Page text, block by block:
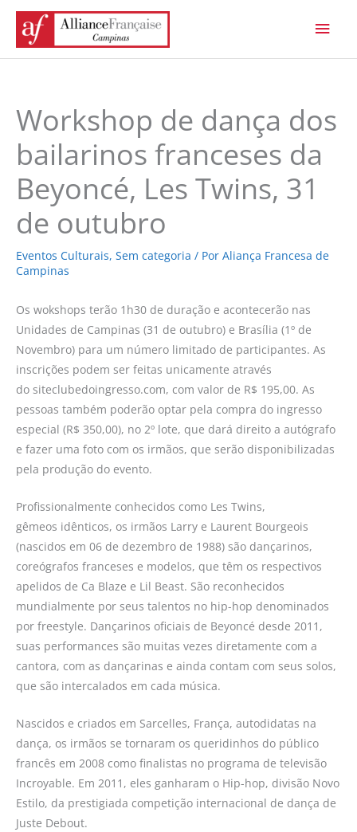
para
Workshop de dança dos
bailarinos franceses da
Beyoncé, Les Twins, 31
de outubro
Eventos Culturais, Sem categoria / Por Aliança Francesa de
Campinas
Os wokshops terão 1h30 de duração e acontecerão nas
Unidades de Campinas (31 de outubro) e Brasília (1º de
Novembro) para um número limitado de participantes. As
inscrições podem ser feitas unicamente através
do siteclubedoingresso.com, com valor de R$ 195,00. As
pessoas também poderão optar pela compra do ingresso
especial (R$ 350,00), no 2º lote, que dará direito a autógrafo
e fazer uma foto com os irmãos, que serão disponibilizadas
pela produção do evento.
Profissionalmente conhecidos como Les Twins,
gêmeos idênticos, os irmãos Larry e Laurent Bourgeois
(nascidos em 06 de dezembro de 1988) são dançarinos,
coreógrafos franceses e modelos, que têm os respectivos
apelidos de Ca Blaze e Lil Beast. São reconhecidos
mundialmente por seus talentos no hip-hop denominados
por freestyle. Dançarinos oficiais de Beyoncé desde 2011,
suas performances são muitas vezes diretamente com a
cantora, com as dançarinas e ainda contam com seus solos,
que são intercalados em cada música.
Nascidos e criados em Sarcelles, França, autodidatas na
dança, os irmãos se tornaram os queridinhos do público
francês em 2008 como finalistas no programa de televisão
Incroyable. Em 2011, eles ganharam o Hip-hop, divisão Novo
Estilo, da prestigiada competição internacional de dança de
Juste Debout.